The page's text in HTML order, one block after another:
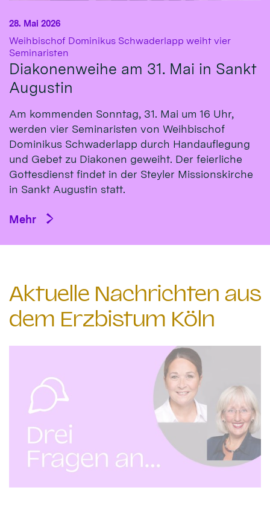
Weihbischof Dominikus Schwaderlapp weiht vier
Seminaristen
Diakonenweihe am 31. Mai in Sankt
Augustin
28. Mai 2026
Am kommenden Sonntag, 31. Mai um 16 Uhr,
werden vier Seminaristen von Weihbischof
Dominikus Schwaderlapp durch Handauflegung
und Gebet zu Diakonen geweiht. Der feierliche
Gottesdienst findet in der Steyler Missionskirche
in Sankt Augustin statt.
Mehr
Aktuelle Nachrichten aus
dem Erzbistum Köln